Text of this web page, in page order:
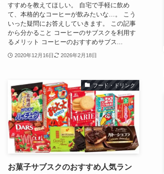
すすめを教えてほしい。 自宅で手軽に飲め
て、本格的なコーヒーが飲みたいな…。 こう
いった疑問にお答えしていきます。 この記事
から分かること コーヒーのサブスクを利用す
るメリット コーヒーのおすすめサブス...
2020年12月16日 2026年2月18日
フード・ドリンク
お菓子サブスクのおすすめ人気ラン